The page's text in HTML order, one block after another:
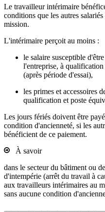
Le travailleur intérimaire
conditions que les autres
mission.
L'intérimaire perçoit au moins :
le salaire susceptible
l'entreprise, à
(après période d'essai),
les primes et accessoires
qualification et poste
Les jours fériés doivent être
condition d'ancienneté, si les
bénéficient de ce paiement.
À savoir
dans le secteur du bâtiment ou
d'intempérie (arrêt du travail à
aux travailleurs intérimaires au
sans aucune condition